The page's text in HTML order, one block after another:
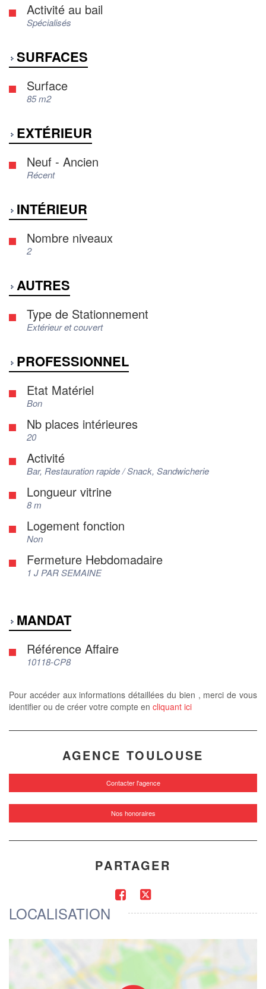
Activité au bail
Spécialisés
SURFACES
Surface
85 m2
EXTÉRIEUR
Neuf - Ancien
Récent
INTÉRIEUR
Nombre niveaux
2
AUTRES
Type de Stationnement
Extérieur et couvert
PROFESSIONNEL
Etat Matériel
Bon
Nb places intérieures
20
Activité
Bar, Restauration rapide / Snack, Sandwicherie
Longueur vitrine
8 m
Logement fonction
Non
Fermeture Hebdomadaire
1 J PAR SEMAINE
MANDAT
Référence Affaire
10118-CP8
Pour accéder aux informations détaillées du bien , merci de vous
identifier ou de créer votre compte en cliquant ici
AGENCE TOULOUSE
Contacter l'agence
Nos honoraires
PARTAGER
LOCALISATION